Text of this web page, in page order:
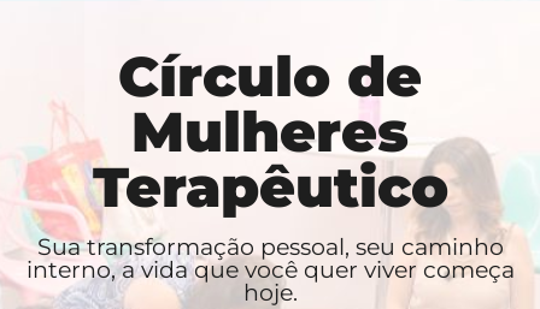
Círculo de
Mulheres
Terapêutico
Sua transformação pessoal, seu caminho
interno, a vida que você quer viver começa
hoje.